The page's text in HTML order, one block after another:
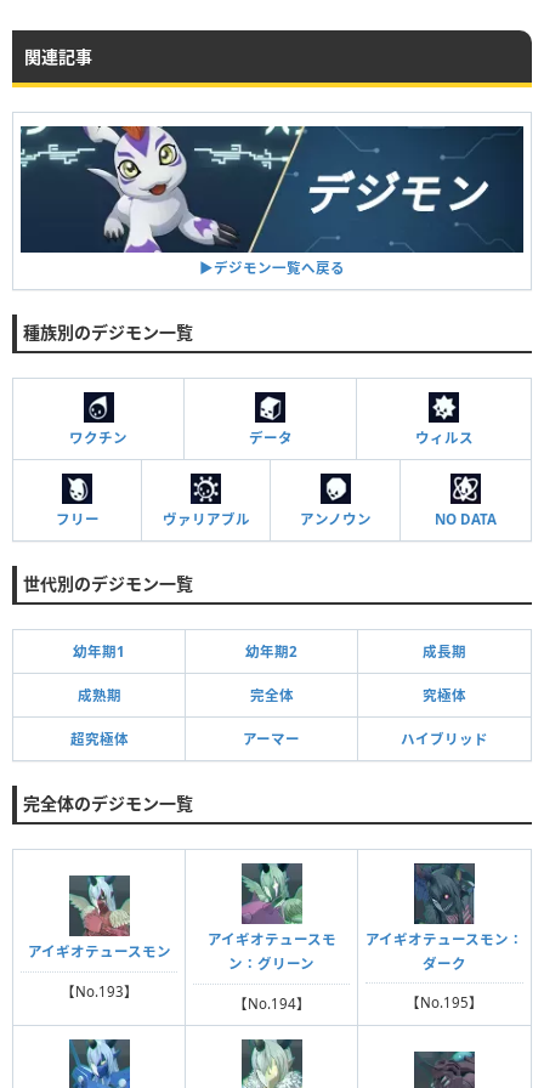
関連記事
▶︎デジモン一覧へ戻る
種族別のデジモン一覧
ワクチン データ ウィルス
フリー ヴァリアブル アンノウン NO DATA
世代別のデジモン一覧
幼年期1 幼年期2 成長期
成熟期 完全体 究極体
超究極体 アーマー ハイブリッド
完全体のデジモン一覧
アイギオテュースモン
【No.193】
アイギオテュースモ
ン：グリーン
【No.194】
アイギオテュースモン：
ダーク
【No.195】